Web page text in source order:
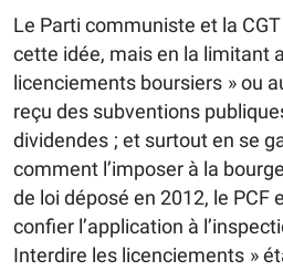
Le Parti communiste et la
cette idée, mais en la limitant
licenciements boursiers » ou
reçu des subventions
dividendes ; et surtout en se
comment l’imposer à la
de loi déposé en 2012, le PCF
confier l’application à
Interdire les licenciements »